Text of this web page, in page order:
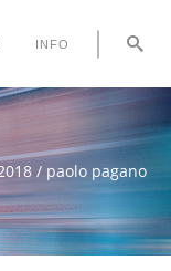
INFO
/ paolo pagano